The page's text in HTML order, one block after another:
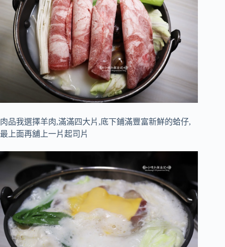
肉品我選擇羊肉,滿滿四大片,底下鋪滿豐富新鮮的蛤仔,
最上面再舖上一片起司片